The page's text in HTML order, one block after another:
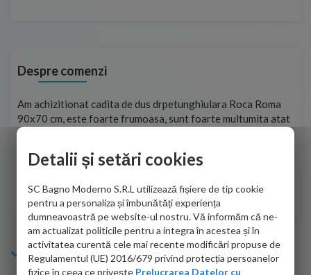
Despre comenzi
Am achizitionat cadita de dus drpetunghiulara Roca Roma
90x70 cm, este foarte frumoasa, sunt foarte multumita atat
de personalul firmei dvs. cu care am colaborat in obtinerea
adus coletul in siguranta.Numai bine, va doresc!
Sofrone Viviana -28.07.2026
Info Bagno
Detalii și setări cookies
SC Bagno Moderno S.R.L utilizează fișiere de tip cookie
pentru a personaliza și îmbunătăți experiența
dumneavoastră pe website-ul nostru. Vă informăm că ne-
am actualizat politicile pentru a integra în acestea și în
activitatea curentă cele mai recente modificări propuse de
Regulamentul (UE) 2016/679 privind protecția persoanelor
fizice în ceea ce privește Prelucrarea Datelor cu